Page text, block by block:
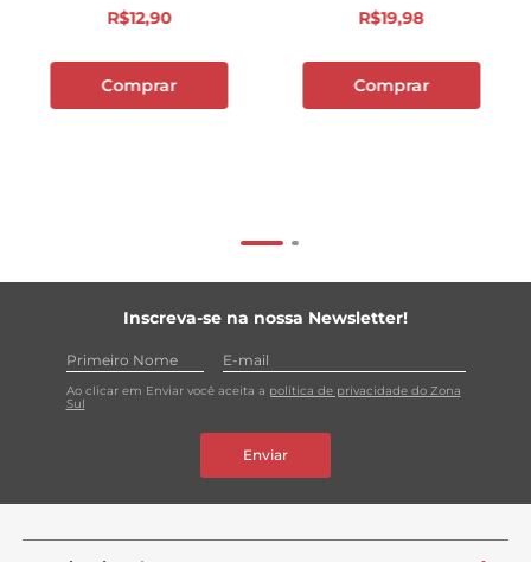
R$12,90
Comprar
R$19,98
Comprar
Inscreva-se na nossa Newsletter!
Ao clicar em Enviar você aceita a política de privacidade do Zona
Sul
Enviar